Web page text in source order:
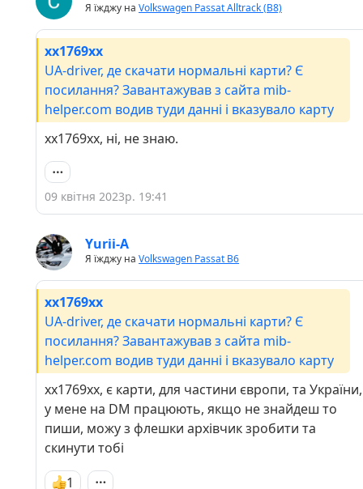
Я їжджу на Volkswagen Passat Alltrack (B8)
хх1769хх
UA-driver, де скачати нормальні карти? Є
посилання? Завантажував з сайта mib-
helper.com водив туди данні і вказувало карту
хх1769хх, ні, не знаю.
09 квітня 2023р. 19:41
Yurii-A
Я їжджу на Volkswagen Passat B6
хх1769хх
UA-driver, де скачати нормальні карти? Є
посилання? Завантажував з сайта mib-
helper.com водив туди данні і вказувало карту
хх1769хх, є карти, для частини європи, та України,
у мене на DM працюють, якщо не знайдеш то
пиши, можу з флешки архівчик зробити та
скинути тобі
1